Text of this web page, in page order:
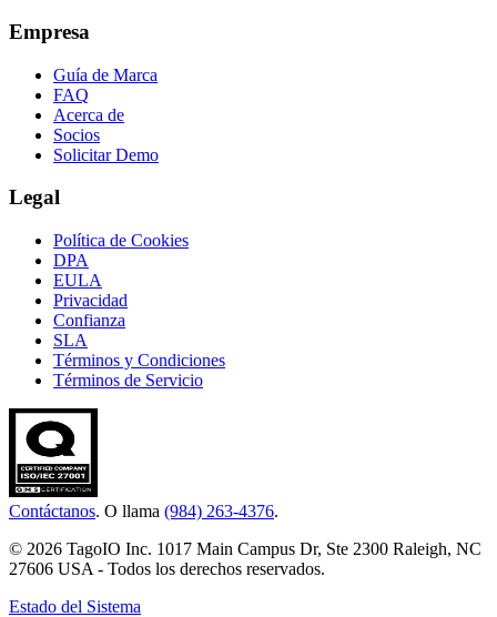
Empresa
Guía de Marca
FAQ
Acerca de
Socios
Solicitar Demo
Legal
Política de Cookies
DPA
EULA
Privacidad
Confianza
SLA
Términos y Condiciones
Términos de Servicio
Contáctanos. O llama (984) 263-4376.
© 2026 TagoIO Inc. 1017 Main Campus Dr, Ste 2300 Raleigh, NC
27606 USA - Todos los derechos reservados.
Estado del Sistema